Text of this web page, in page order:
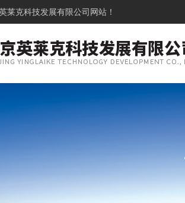
莱克科技发展有限公司网站！